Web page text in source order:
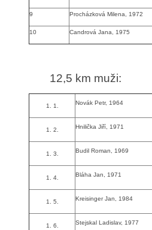
9 Procházková Milena, 1972
10 Candrová Jana, 1975
12,5 km muži:
1. Novák Petr, 1964
2. Hnilička Jiří, 1971
3. Budil Roman, 1969
4. Bláha Jan, 1971
5. Kreisinger Jan, 1984
6. Stejskal Ladislav, 1977